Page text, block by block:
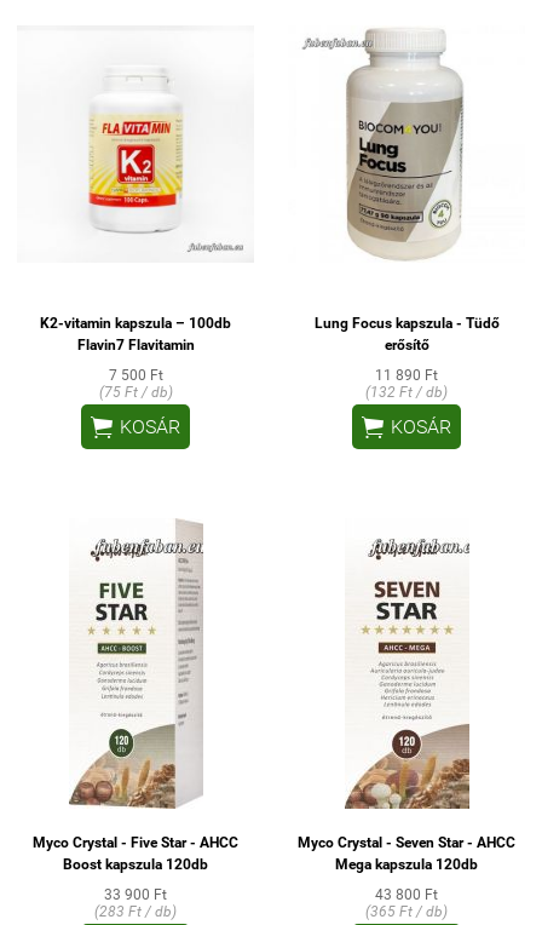
K2-vitamin kapszula – 100db
Flavin7 Flavitamin
7 500 Ft
(75 Ft / db)
 KOSÁR
Lung Focus kapszula - Tüdő
erősítő
11 890 Ft
(132 Ft / db)
 KOSÁR
Myco Crystal - Five Star - AHCC
Boost kapszula 120db
33 900 Ft
(283 Ft / db)
Myco Crystal - Seven Star - AHCC
Mega kapszula 120db
43 800 Ft
(365 Ft / db)